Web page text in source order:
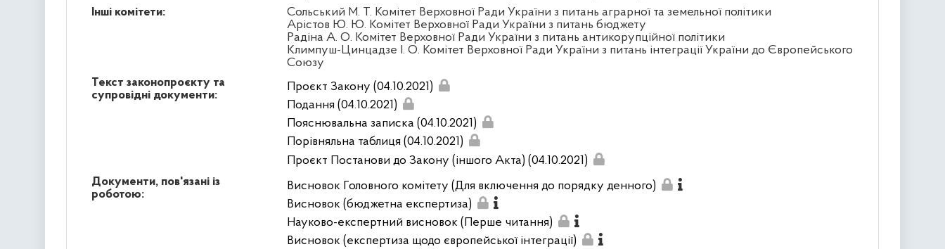
Інші комітети:
Сольський М. Т. Комітет Верховної Ради України з питань аграрної та земельної політики
Арістов Ю. Ю. Комітет Верховної Ради України з питань бюджету
Радіна А. О. Комітет Верховної Ради України з питань антикорупційної політики
Климпуш-Цинцадзе І. О. Комітет Верховної Ради України з питань інтеграції України до Європейського
Союзу
Текст законопроєкту та
супровідні документи:
Проєкт Закону (04.10.2021)
Подання (04.10.2021)
Пояснювальна записка (04.10.2021)
Порівняльна таблиця (04.10.2021)
Проєкт Постанови до Закону (іншого Акта) (04.10.2021)
Документи, пов'язані із
роботою:
Висновок Головного комітету (Для включення до порядку денного)
Висновок (бюджетна експертиза)
Науково-експертний висновок (Перше читання)
Висновок (експертиза щодо європейської інтеграції)